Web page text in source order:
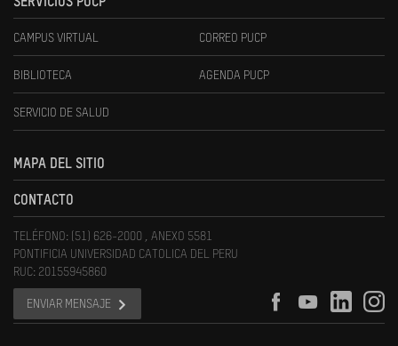
CAMPUS VIRTUAL CORREO PUCP
BIBLIOTECA AGENDA PUCP
SERVICIO DE SALUD
MAPA DEL SITIO
CONTACTO
TELÉFONO: (51) 626-2000 , ANEXO 5581
PONTIFICIA UNIVERSIDAD CATOLICA DEL PERU
RUC: 20155945860
ENVIAR MENSAJE